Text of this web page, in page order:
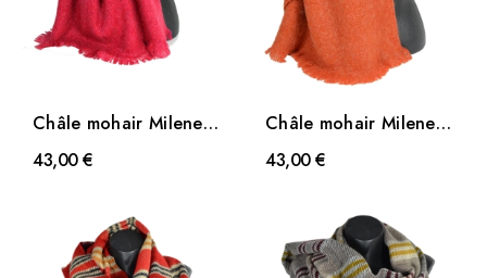
Châle mohair Milene
framboise
43,00 €
Châle mohair Milene
orange
43,00 €